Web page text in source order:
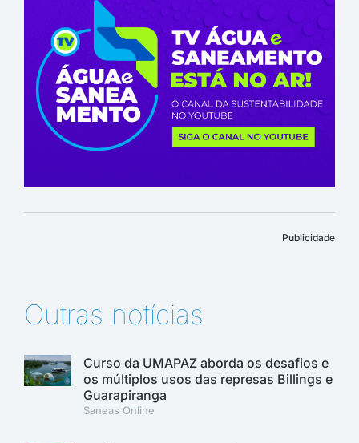
Publicidade
Outras notícias
Curso da UMAPAZ aborda os desafios e
os múltiplos usos das represas Billings e
Guarapiranga
Saneas Online